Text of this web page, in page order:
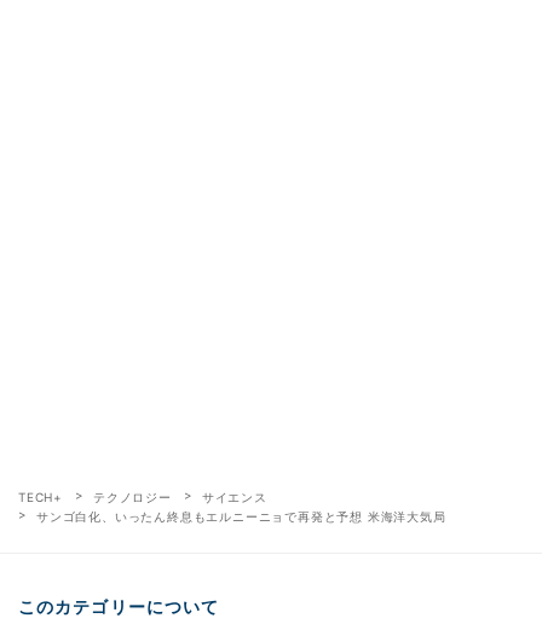
TECH+ テクノロジー
サイエンス
サンゴ白化、いったん終息もエルニーニョで再発と予想 米海洋大気局
このカテゴリーについて